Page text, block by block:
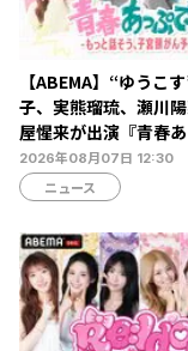
【ABEMA】“ゆうこ
子、実熊瑠琉、瀬川
屋惺来が出演『青春
と -もっと話そう、子
予防-』放送決定…恋愛
関係からカラダの悩み
トーク
2026年08月07日 12:30
ニュース